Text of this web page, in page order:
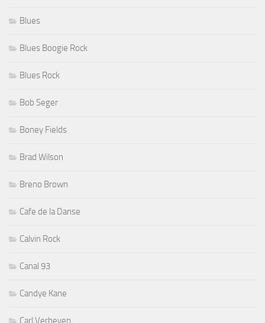
Blues
Blues Boogie Rock
Blues Rock
Bob Seger
Boney Fields
Brad Wilson
Breno Brown
Cafe de la Danse
Calvin Rock
Canal 93
Candye Kane
Carl Verheyen